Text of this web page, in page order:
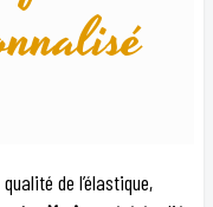
de l’élastique,